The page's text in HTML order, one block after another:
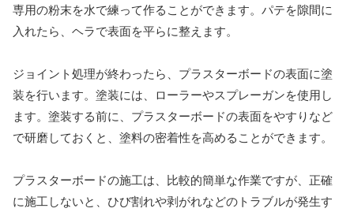
専用の粉末を水で練って作ることができます。パテを隙間に
入れたら、ヘラで表面を平らに整えます。
ジョイント処理が終わったら、プラスターボードの表面に塗
装を行います。塗装には、ローラーやスプレーガンを使用し
ます。塗装する前に、プラスターボードの表面をやすりなど
で研磨しておくと、塗料の密着性を高めることができます。
プラスターボードの施工は、比較的簡単な作業ですが、正確
に施工しないと、ひび割れや剥がれなどのトラブルが発生す